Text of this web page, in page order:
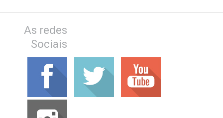
As redes
Sociais